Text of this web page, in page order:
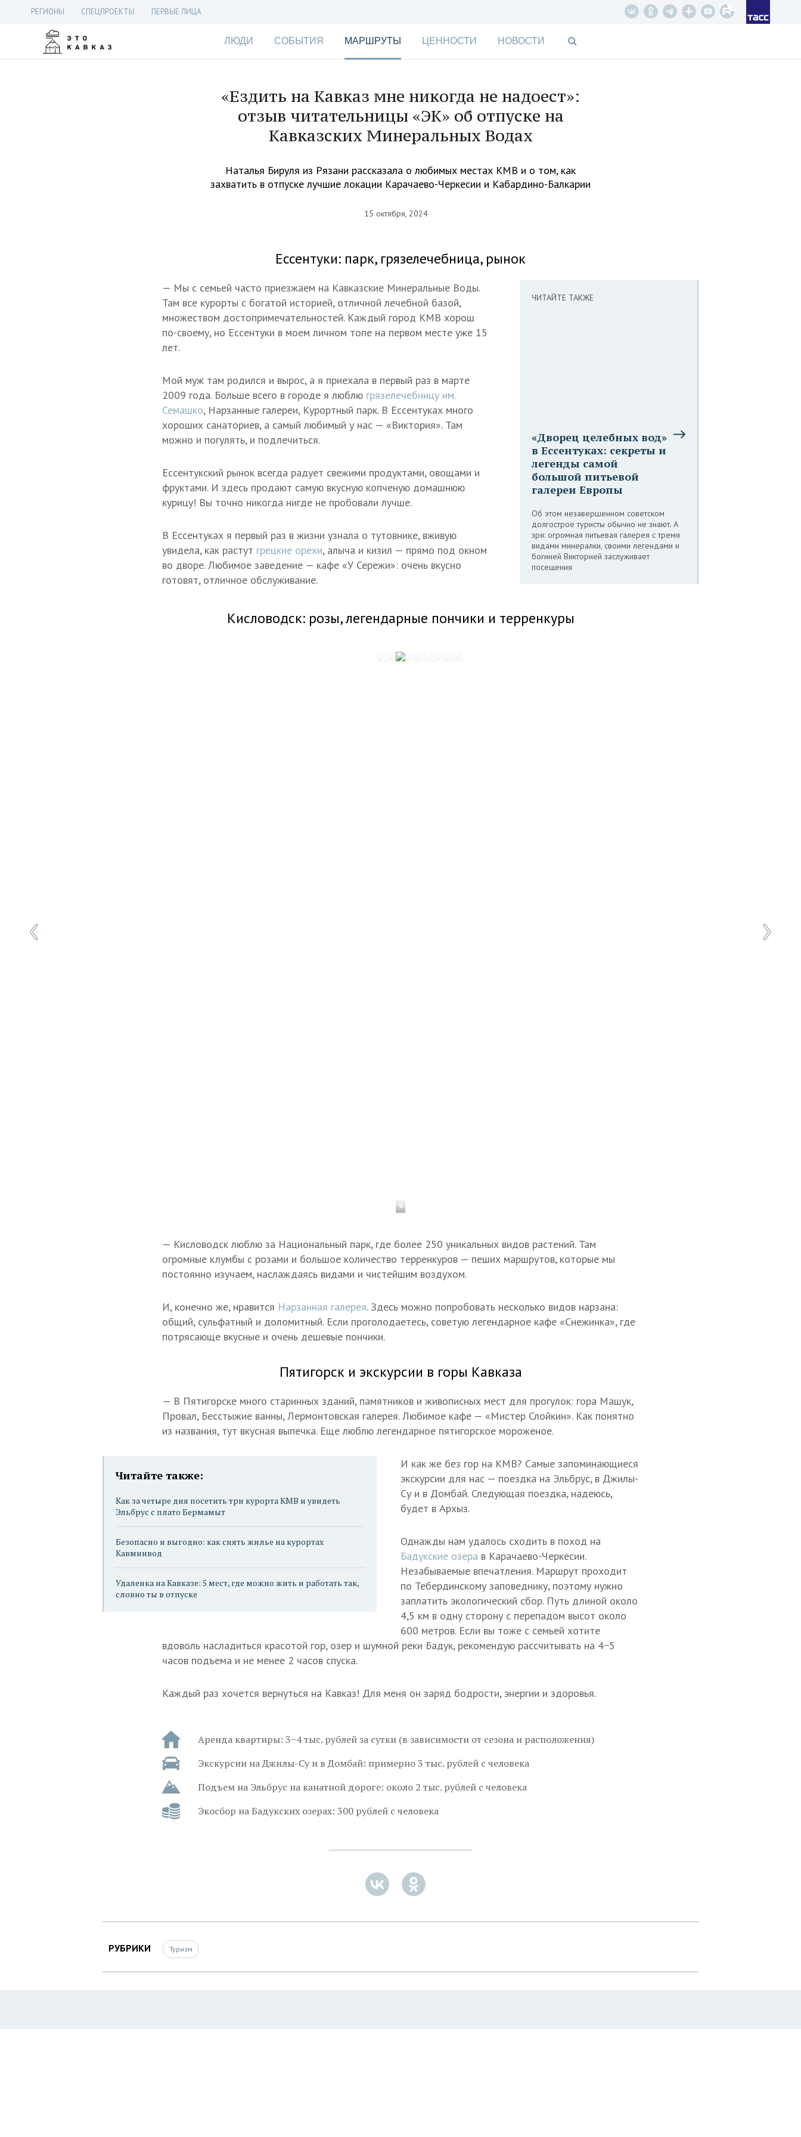
РЕГИОНЫ СПЕЦПРОЕКТЫ ПЕРВЫЕ ЛИЦА
ЛЮДИ СОБЫТИЯ МАРШРУТЫ ЦЕННОСТИ НОВОСТИ
«Ездить на Кавказ мне никогда не надоест»:
отзыв читательницы «ЭК» об отпуске на
Кавказских Минеральных Водах
Наталья Бируля из Рязани рассказала о любимых местах КМВ и о том, как
захватить в отпуске лучшие локации Карачаево-Черкесии и Кабардино-Балкарии
15 октября, 2024
Ессентуки: парк, грязелечебница, рынок
ЧИТАЙТЕ ТАКЖЕ
«Дворец целебных вод»
в Ессентуках: секреты и
легенды самой
большой питьевой
галереи Европы
Об этом незавершенном советском
долгострое туристы обычно не знают. А
зря: огромная питьевая галерея с тремя
видами минералки, своими легендами и
богиней Викторией заслуживает
посещения
— Мы с семьей часто приезжаем на Кавказские Минеральные Воды.
Там все курорты с богатой историей, отличной лечебной базой,
множеством достопримечательностей. Каждый город КМВ хорош
по-своему, но Ессентуки в моем личном топе на первом месте уже 15
лет.
Мой муж там родился и вырос, а я приехала в первый раз в марте
2009 года. Больше всего в городе я люблю грязелечебницу им.
Семашко, Нарзанные галереи, Курортный парк. В Ессентуках много
хороших санаториев, а самый любимый у нас — «Виктория». Там
можно и погулять, и подлечиться.
Ессентукский рынок всегда радует свежими продуктами, овощами и
фруктами. И здесь продают самую вкусную копченую домашнюю
курицу! Вы точно никогда нигде не пробовали лучше.
В Ессентуках я первый раз в жизни узнала о тутовнике, вживую
увидела, как растут грецкие орехи, алыча и кизил — прямо под окном
во дворе. Любимое заведение — кафе «У Сережи»: очень вкусно
готовят, отличное обслуживание.
Кисловодск: розы, легендарные пончики и терренкуры
Фото: личный архив Натальи Бирули
1 / 9
— Кисловодск люблю за Национальный парк, где более 250 уникальных видов растений. Там
огромные клумбы с розами и большое количество терренкуров — пеших маршрутов, которые мы
постоянно изучаем, наслаждаясь видами и чистейшим воздухом.
И, конечно же, нравится Нарзанная галерея. Здесь можно попробовать несколько видов нарзана:
общий, сульфатный и доломитный. Если проголодаетесь, советую легендарное кафе «Снежинка», где
потрясающе вкусные и очень дешевые пончики.
Пятигорск и экскурсии в горы Кавказа
— В Пятигорске много старинных зданий, памятников и живописных мест для прогулок: гора Машук,
Провал, Бесстыжие ванны, Лермонтовская галерея. Любимое кафе — «Мистер Слойкин». Как понятно
из названия, тут вкусная выпечка. Еще люблю легендарное пятигорское мороженое.
Читайте также:
Как за четыре дня посетить три курорта КМВ и увидеть
Эльбрус с плато Бермамыт
Безопасно и выгодно: как снять жилье на курортах
Кавминвод
Удаленка на Кавказе: 5 мест, где можно жить и работать так,
словно ты в отпуске
И как же без гор на КМВ? Самые запоминающиеся
экскурсии для нас — поездка на Эльбрус, в Джилы-
Су и в Домбай. Следующая поездка, надеюсь,
будет в Архыз.
Однажды нам удалось сходить в поход на
Бадукские озера в Карачаево-Черкесии.
Незабываемые впечатления. Маршрут проходит
по Тебердинскому заповеднику, поэтому нужно
заплатить экологический сбор. Путь длиной около
4,5 км в одну сторону с перепадом высот около
600 метров. Если вы тоже с семьей хотите
вдоволь насладиться красотой гор, озер и шумной реки Бадук, рекомендую рассчитывать на 4−5
часов подъема и не менее 2 часов спуска.
Каждый раз хочется вернуться на Кавказ! Для меня он заряд бодрости, энергии и здоровья.
Аренда квартиры: 3−4 тыс. рублей за сутки (в зависимости от сезона и расположения)
Экскурсии на Джилы-Су и в Домбай: примерно 3 тыс. рублей с человека
Подъем на Эльбрус на канатной дороге: около 2 тыс. рублей с человека
Экосбор на Бадукских озерах: 300 рублей с человека
РУБРИКИ Туризм